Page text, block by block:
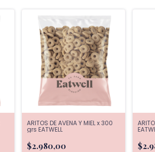
ARITOS DE AVENA Y MIEL x 300
grs EATWELL
$2.980,00